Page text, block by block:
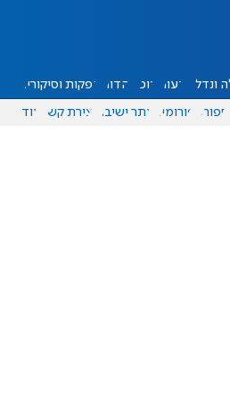
ונדל"ן דעות אוכל יהדות הפקות וסיקורים
ספורט פורומים אתר ישיבה יצירת קשר עוד